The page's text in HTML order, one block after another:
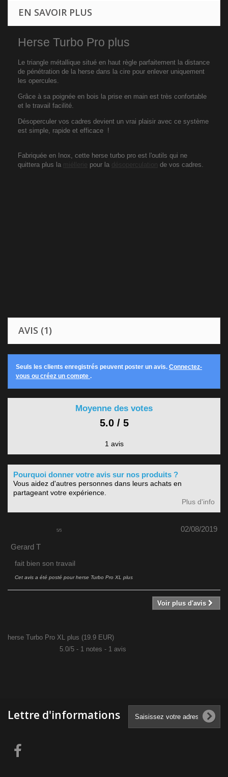
EN SAVOIR PLUS
Herse Turbo Pro plus
Le triangle métallique situé en haut règle parfaitement la distance
de pénétration de la herse dans la cire pour enlever uniquement
les opercules.
Grâce à sa poignée en bois la prise en main est très confortable
et le travail facilité.
Désoperculer vos cadres devient un vrai plaisir avec ce système
est simple, rapide et efficace !
Fabriquée en Inox, cette herse turbo pro est l'outils qui ne
quittera plus la miéllerie pour la désoperculation de vos cadres.
AVIS (1)
Seuls les clients enregistrés peuvent poster un avis. Connectez-
vous ou créez un compte .
Moyenne des votes
5.0 / 5
1 avis
Pourquoi donner votre avis sur nos produits ?
Vous aidez d'autres personnes dans leurs achats en
partageant votre expérience.
Plus d'info
5/5 02/08/2019
Gerard T
fait bien son travail
Cet avis a été posté pourherse Turbo Pro XL plus
Voir plus d'avis
herse Turbo Pro XL plus (19.9 EUR)
5.0/5 - 1 notes - 1 avis
Lettre d'informations